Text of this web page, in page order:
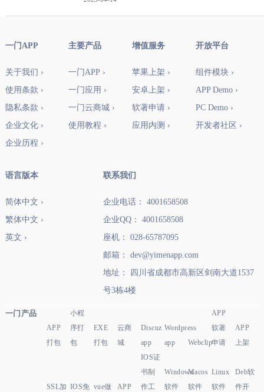
一门APP
关于我们 ›
使用条款 ›
隐私条款 ›
企业文化 ›
企业历程 ›
主要产品
一门APP ›
一门应用 ›
一门云商城 ›
使用教程 ›
增值服务
苹果上架 ›
安卓上架 ›
软著申请 ›
应用内测 ›
开放平台
组件模块 ›
APP Demo ›
PC Demo ›
开发者社区 ›
语言版本
简体中文 ›
繁体中文 ›
英文 ›
联系我们
企业电话： 4001658508
企业QQ： 4001658508
座机： 028-65787095
邮箱： dev@yimenapp.com
地址： 四川省成都市高新区剑南大道1537
号3栋4楼
一门产品
APP
打包
小程
序打
包
EXE
打包
云商
城
Discuz
app
Wordpress
app
Webclip
APP
软著
申请
APP
上架
SSL加 IOS免 vue做
APP
IOS证
书制
作工
Windows
软件
Macos
软件
Linux
软件
Deb软
件开